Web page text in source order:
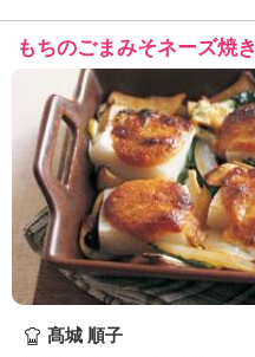
もちのごまみそネーズ焼き
髙城 順子